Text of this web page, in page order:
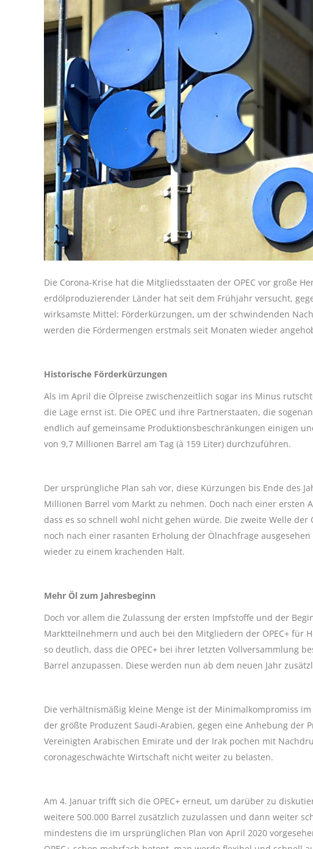
Die Corona-Krise hat die Mitgliedsstaaten der OPEC vor große
erdölproduzierender Länder hat seit dem Frühjahr versucht,
wirksamste Mittel: Förderkürzungen, um der schwindenden
werden die Fördermengen erstmals seit Monaten wieder
Historische Förderkürzungen
Als im April die Ölpreise zwischenzeitlich sogar ins Minus
die Lage ernst ist. Die OPEC und ihre Partnerstaaten, die
endlich auf gemeinsame Produktionsbeschränkungen einigen
von 9,7 Millionen Barrel am Tag (à 159 Liter) durchzuführen.
Der ursprüngliche Plan sah vor, diese Kürzungen bis Ende des
Millionen Barrel vom Markt zu nehmen. Doch nach einer ersten
dass es so schnell wohl nicht gehen würde. Die zweite Welle
noch nach einer rasanten Erholung der Ölnachfrage
wieder zu einem krachenden Halt.
Mehr Öl zum Jahresbeginn
Doch vor allem die Zulassung der ersten Impfstoffe und der
Marktteilnehmern und auch bei den Mitgliedern der OPEC+ für
so deutlich, dass die OPEC+ bei ihrer letzten Vollversammlung
Barrel anzupassen. Diese werden nun ab dem neuen Jahr
Die verhältnismäßig kleine Menge ist der Minimalkompromiss
der größte Produzent Saudi-Arabien, gegen eine Anhebung der
Vereinigten Arabischen Emirate und der Irak pochen mit
coronageschwächte Wirtschaft nicht weiter zu belasten.
Am 4. Januar trifft sich die OPEC+ erneut, um darüber zu
weitere 500.000 Barrel zusätzlich zuzulassen und dann weiter
mindestens die im ursprünglichen Plan von April 2020